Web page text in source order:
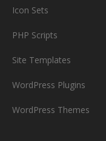
Icon Sets
PHP Scripts
Site Templates
WordPress Plugins
WordPress Themes